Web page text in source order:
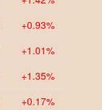
+0.93%
+1.01%
+1.35%
+0.17%